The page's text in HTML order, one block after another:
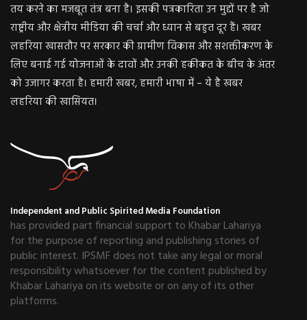
तय करने का मजबूत तंत्र बना है। इसकी पत्रकारिता उन मुद्दों पर है जो
राष्ट्रीय और क्षेत्रीय मीडिया की चर्चा और ध्यान से बहुत दूर हैं। खबर
लहरिया खासतौर पर सरकार की ग्रामीण विकास और सशक्तीकरण के
लिए बनाई गई योजनाओं के दावों और उनकी हकीकत के बीच के अंतर
को उजागर करता है। हमारी खबर, हमारी भाषा में – ये है खबर
लहरिया की खासियत।
Independent and Public Spirited Media Foundation
has provided part financial support to Khabar Lahariya
for the purpose of reporting and publishing stories of
public interest. IPSMF does not take any legal or moral
responsibility whatsoever for the content published by
Khabar Lahariya on its website or on any of its other
platforms.